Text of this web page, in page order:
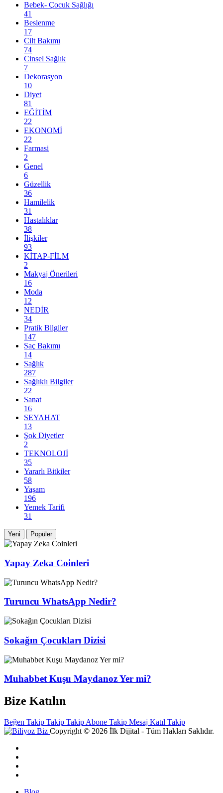
Bebek- Çocuk Sağlığı
41
Beslenme
17
Cilt Bakımı
74
Cinsel Sağlık
7
Dekorasyon
10
Diyet
81
EĞİTİM
22
EKONOMİ
22
Farmasi
2
Genel
6
Güzellik
36
Hamilelik
31
Hastalıklar
38
İlişkiler
93
KİTAP-FİLM
2
Makyaj Önerileri
16
Moda
12
NEDİR
34
Pratik Bilgiler
147
Saç Bakımı
14
Sağlık
287
Sağlıklı Bilgiler
22
Sanat
16
SEYAHAT
13
Şok Diyetler
2
TEKNOLOJİ
35
Yararlı Bitkiler
58
Yaşam
196
Yemek Tarifi
31
Yeni Popüler
Yapay Zeka Coinleri
Turuncu WhatsApp Nedir?
Sokağın Çocukları Dizisi
Muhabbet Kuşu Maydanoz Yer mi?
Bize Katılın
Beğen Takip Takip Takip Abone Takip Mesaj Katıl Takip
Copyright © 2026 İlk Dijital - Tüm Hakları Saklıdır.